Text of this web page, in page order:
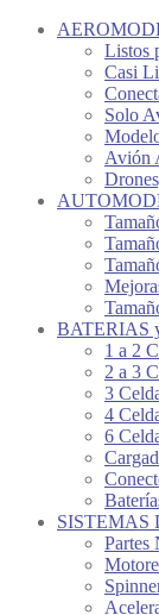
Listos
Casi
Solo
Avión
BATERIAS
1 a 2
2 a 3
3
4
6
SISTEMAS
Partes